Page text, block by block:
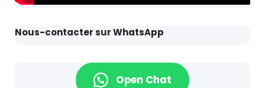
Nous-contacter sur WhatsApp
Open Chat